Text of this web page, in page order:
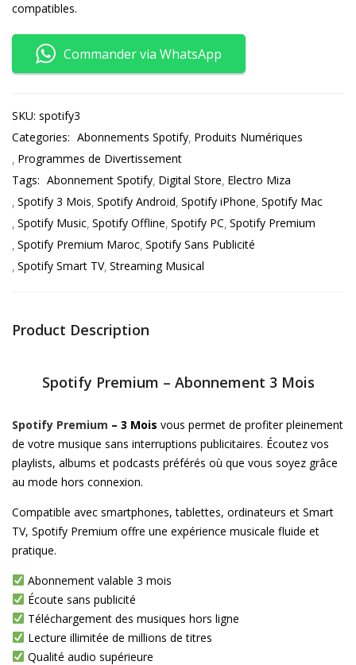
compatibles.
Commander via WhatsApp
SKU: spotify3
Categories: Abonnements Spotify Produits Numériques
Programmes de Divertissement
Tags: Abonnement Spotify Digital Store Electro Miza
Spotify 3 Mois Spotify Android Spotify iPhone Spotify Mac
Spotify Music Spotify Offline Spotify PC Spotify Premium
Spotify Premium Maroc Spotify Sans Publicité
Spotify Smart TV Streaming Musical
Product Description
Spotify Premium – Abonnement 3 Mois
Spotify Premium – 3 Mois vous permet de profiter pleinement
de votre musique sans interruptions publicitaires. Écoutez vos
playlists, albums et podcasts préférés où que vous soyez grâce
au mode hors connexion.
Compatible avec smartphones, tablettes, ordinateurs et Smart
TV, Spotify Premium offre une expérience musicale fluide et
pratique.
Abonnement valable 3 mois
Écoute sans publicité
Téléchargement des musiques hors ligne
Lecture illimitée de millions de titres
Qualité audio supérieure